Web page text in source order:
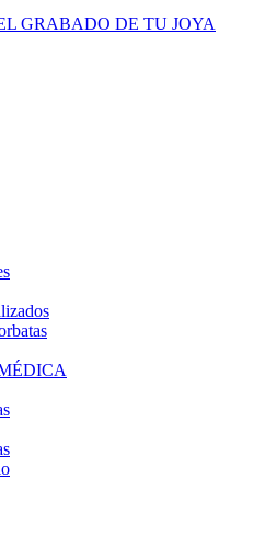
GRABADO DE TU JOYA